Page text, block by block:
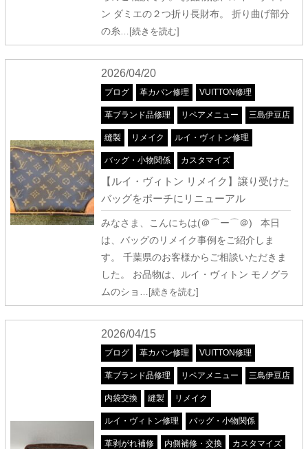
ン ダミエの２つ折り長財布。 折り曲げ部分
の糸…[続きを読む]
2026/04/20
ブログ 革カバン修理 VUITTON修理
革ブランド品修理 リペアメニュー 三島伊豆店
縫製 リメイク ルイ・ヴィトン修理
バッグ・小物関係 カスタマイズ
【ルイ・ヴィトン リメイク】譲り受けた
バッグをポーチにリニューアル
みなさま、こんにちは(＠⌒ー⌒＠) 本日
は、バッグのリメイク事例をご紹介しま
す。 千葉県のお客様からご相談いただきま
した。 お品物は、ルイ・ヴィトン モノグラ
ムのショ …[続きを読む]
2026/04/15
ブログ 革カバン修理 VUITTON修理
革ブランド品修理 リペアメニュー 三島伊豆店
内袋交換 縫製 リメイク
ルイ・ヴィトン修理 バッグ・小物関係
革剥がれ補修 内側補修・交換 カスタマイズ